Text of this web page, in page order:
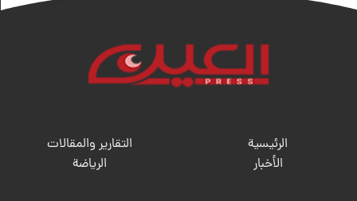
الرئيسية
الأخبار
التقارير والمقالات
الریاضة